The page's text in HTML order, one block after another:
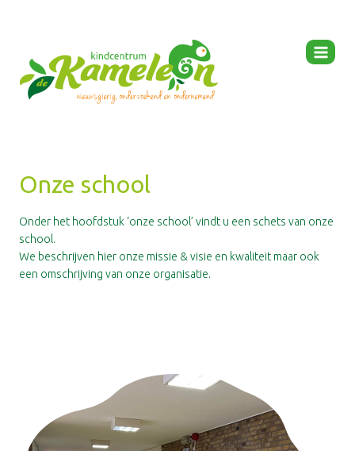
inhoud
Onze school
Onder het hoofdstuk ‘onze school’ vindt u een schets van onze
school.
We beschrijven hier onze missie & visie en kwaliteit maar ook
een omschrijving van onze organisatie.